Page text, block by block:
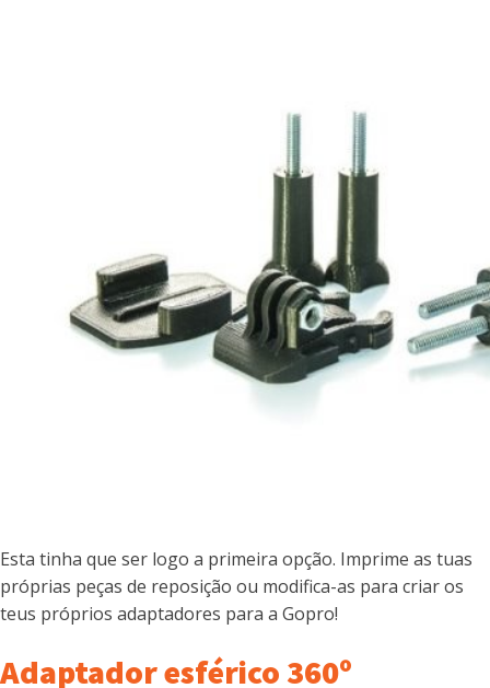
Esta tinha que ser logo a primeira opção. Imprime as tuas
próprias peças de reposição ou modifica-as para criar os
teus próprios adaptadores para a Gopro!
Adaptador esférico 360º